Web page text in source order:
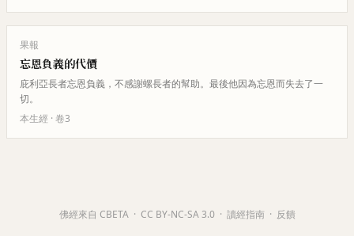
果報
忘恩負義的代價
庇利亞長者忘恩負義，不感謝螺長者的幫助。最後他因為忘恩而失去了一
切。
本生經 · 卷3
佛經來自 CBETA · CC BY-NC-SA 3.0 · 讀經指南 · 反饋